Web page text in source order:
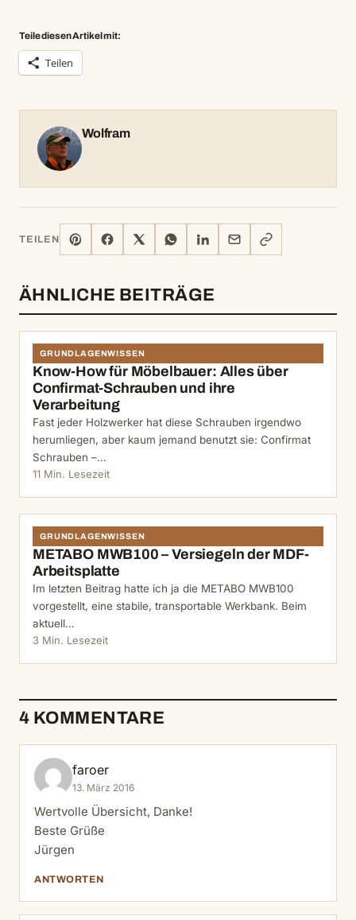
Teile diesen Artikel mit:
Teilen
Wolfram
TEILEN
PINTERESTFACEBOOK WHATSAPPLINKEDIN
MAIL
LINK
KOPIEREN
ÄHNLICHE BEITRÄGE
GRUNDLAGENWISSEN
Know-How für Möbelbauer: Alles über
Confirmat-Schrauben und ihre
Verarbeitung
Fast jeder Holzwerker hat diese Schrauben irgendwo
herumliegen, aber kaum jemand benutzt sie: Confirmat
Schrauben –…
11 Min. Lesezeit
GRUNDLAGENWISSEN
METABO MWB100 – Versiegeln der MDF-
Arbeitsplatte
Im letzten Beitrag hatte ich ja die METABO MWB100
vorgestellt, eine stabile, transportable Werkbank. Beim
aktuell…
3 Min. Lesezeit
4 KOMMENTARE
faroer
13. März 2016
Wertvolle Übersicht, Danke!
Beste Grüße
Jürgen
ANTWORTEN